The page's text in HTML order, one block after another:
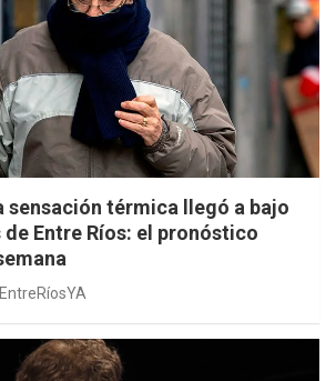
sensación térmica llegó a bajo
de Entre Ríos: el pronóstico
EntreRíosYA